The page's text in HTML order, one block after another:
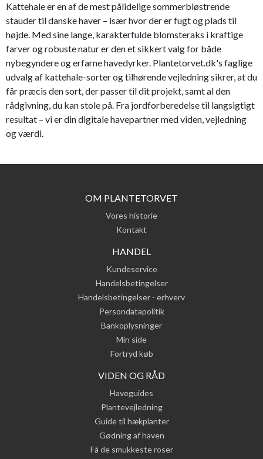
Kattehale er en af de mest pålidelige sommerbløstrende
stauder til danske haver – især hvor der er fugt og plads til
højde. Med sine lange, karakterfulde blomsteraks i kraftige
farver og robuste natur er den et sikkert valg for både
nybegyndere og erfarne havedyrker. Plantetorvet.dk's faglige
udvalg af kattehale-sorter og tilhørende vejledning sikrer, at du
får præcis den sort, der passer til dit projekt, samt al den
rådgivning, du kan stole på. Fra jordforberedelse til langsigtigt
resultat – vi er din digitale havepartner med viden, vejledning
og værdi.
OM PLANTETORVET
Vores historie
Kontakt
HANDEL
Kundeservice
Handelsbetingelser
Handelsbetingelser - erhverv
Persondatapolitik
Bankoplysninger
Min side
Fortryd køb
VIDEN OG RÅD
Haveguides
Plantevejledning
Guide til hækplanter
Gødning af haven
Få de smukkeste roser